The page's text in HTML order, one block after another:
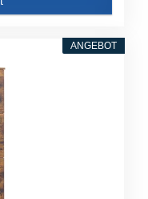
ANGEBOT